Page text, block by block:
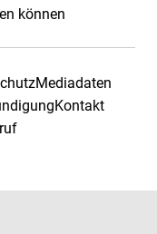
können
Mediadaten
Kontakt